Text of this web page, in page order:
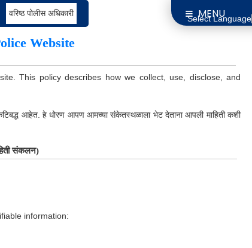
वरिष्ठ पोलीस अधिकारी MENU
Select Language
कायदा
पोलीस विभाग
Website
This policy describes how we collect, use, disclose, and
आहेत. हे धोरण आपण आमच्या संकेतस्थळाला भेट देताना आपली माहिती कशी
संकलन)
information: